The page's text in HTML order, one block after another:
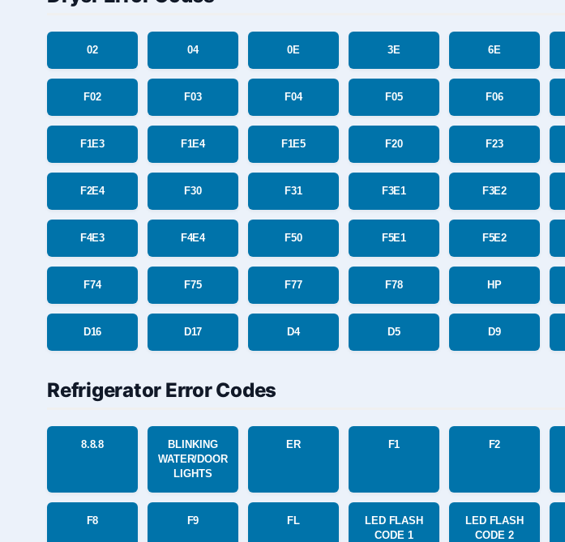
02 04 0E 3E 6E
F02 F03 F04 F05 F06
F1E3 F1E4 F1E5 F20 F23
F2E4 F30 F31 F3E1 F3E2
F4E3 F4E4 F50 F5E1 F5E2
F74 F75 F77 F78 HP
D16 D17 D4 D5 D9
Refrigerator Error Codes
8.8.8
BLINKING
WATER/DOOR
LIGHTS
ER F1 F2
F8 F9 FL
LED FLASH
CODE 1
LED FLASH
CODE 2